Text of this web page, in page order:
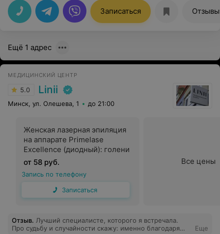
узи не вызывает какого-то дискомфорта и боли. Елена
Михайловна не назначает лишних лекарств, за
миллион денег, анализов и так далее. Рекомендация
Записаться Отзывы
Ещё 1 адрес
МЕДИЦИНСКИЙ ЦЕНТР
5.0 Linii
Минск, ул. Олешева, 1 до 21:00
Женская лазерная эпиляция
на аппарате Primelase
Excellence (диодный): голени
от 58 руб.
Запись по телефону
Записаться
Все цены
Отзыв. Лучший специалисте, которого я встречала.
Про судьбу и случайности скажу: именно благодаря
Еще